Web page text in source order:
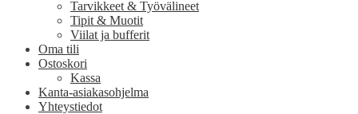
Tarvikkeet & Työvälineet
Tipit & Muotit
Viilat ja bufferit
Oma tili
Ostoskori
Kassa
Kanta-asiakasohjelma
Yhteystiedot